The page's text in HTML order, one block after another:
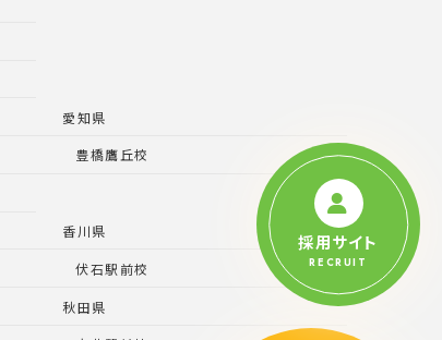
採用サイト
RECRUIT
愛知県
豊橋鷹丘校
香川県
伏石駅前校
秋田県